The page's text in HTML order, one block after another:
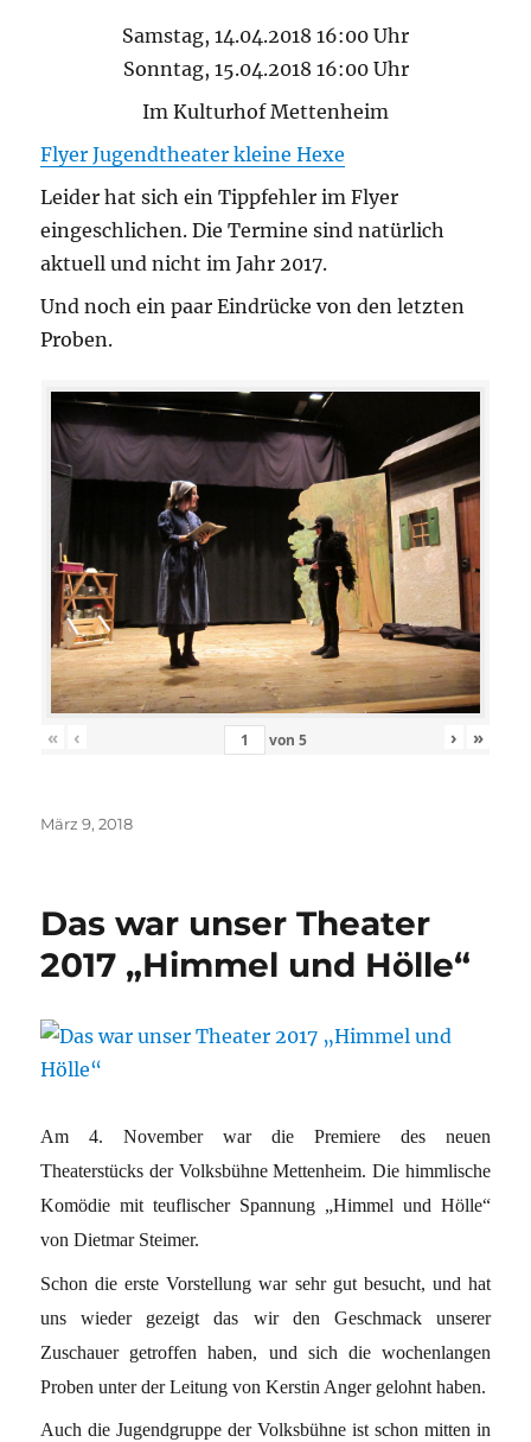
Samstag, 14.04.2018 16:00 Uhr
Sonntag, 15.04.2018 16:00 Uhr
Im Kulturhof Mettenheim
Flyer Jugendtheater kleine Hexe
Leider hat sich ein Tippfehler im Flyer
eingeschlichen. Die Termine sind natürlich
aktuell und nicht im Jahr 2017.
Und noch ein paar Eindrücke von den letzten
Proben.
« ‹ von 5 › »
Veröffentlicht
März 9, 2018
Das war unser Theater
2017 „Himmel und Hölle“
Am 4. November war die Premiere des neuen
Theaterstücks der Volksbühne Mettenheim. Die himmlische
Komödie mit teuflischer Spannung „Himmel und Hölle“
von Dietmar Steimer.
Schon die erste Vorstellung war sehr gut besucht, und hat
uns wieder gezeigt das wir den Geschmack unserer
Zuschauer getroffen haben, und sich die wochenlangen
Proben unter der Leitung von Kerstin Anger gelohnt haben.
Auch die Jugendgruppe der Volksbühne ist schon mitten in